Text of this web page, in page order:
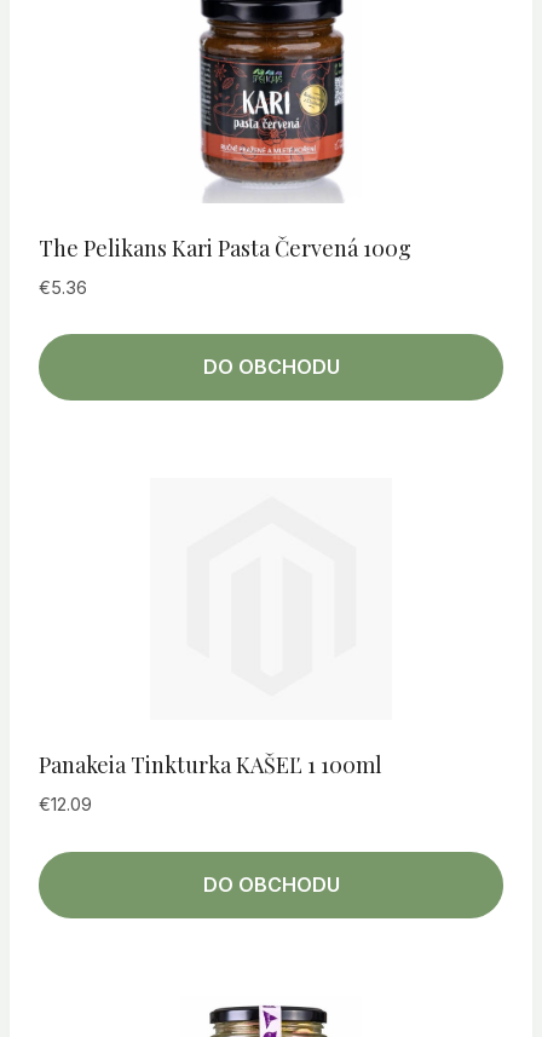
The Pelikans Kari Pasta Červená 100g
€5.36
DO OBCHODU
Panakeia Tinkturka KAŠEĽ 1 100ml
€12.09
DO OBCHODU